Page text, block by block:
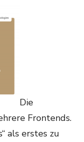
Die
Frontends.
als erstes zu